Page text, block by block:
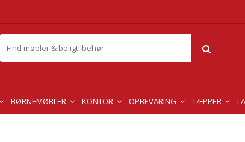
BØRNEMØBLER KONTOR OPBEVARING TÆPPER